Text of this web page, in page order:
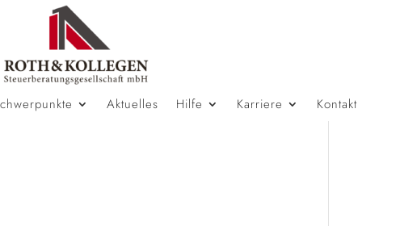
Aktuelles Hilfe Karriere Kontakt